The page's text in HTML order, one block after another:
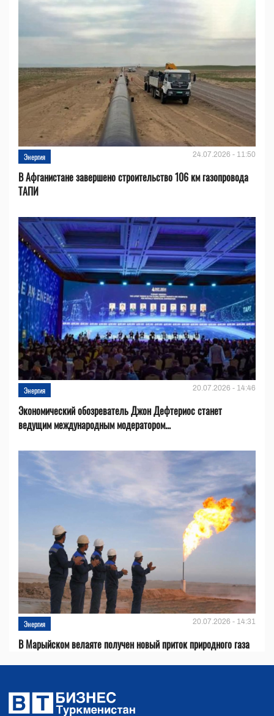
Энергия 24.07.2026 - 11:50
В Афганистане завершено строительство 106 км газопровода
ТАПИ
Энергия 20.07.2026 - 14:46
Экономический обозреватель Джон Дефтериос станет
ведущим международным модератором...
Энергия 20.07.2026 - 14:31
В Марыйском велаяте получен новый приток природного газа